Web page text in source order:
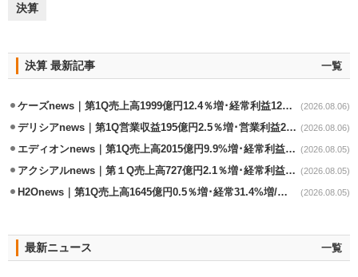
決算
決算 最新記事 一覧
ケーズnews｜第1Q売上高1999億円12.4％増･経常利益125.0%増 (2026.08.06)
デリシアnews｜第1Q営業収益195億円2.5％増･営業利益27.8%減 (2026.08.06)
エディオンnews｜第1Q売上高2015億円9.9%増･経常利益127.5%増 (2026.08.05)
アクシアルnews｜第１Q売上高727億円2.1％増･経常利益6.6％減 (2026.08.05)
H2Onews｜第1Q売上高1645億円0.5％増･経常31.4%増/百貨店事業が伸長 (2026.08.05)
最新ニュース 一覧